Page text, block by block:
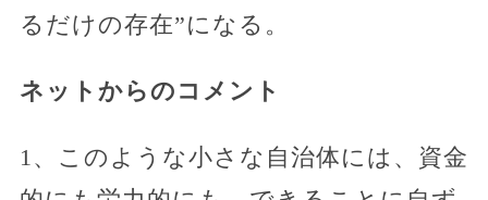
るだけの存在”になる。
ネットからのコメント
1、このような小さな自治体には、資金